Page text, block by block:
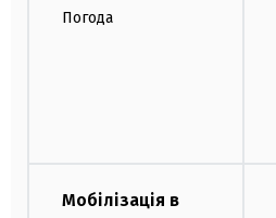
Погода
Мобілізація в